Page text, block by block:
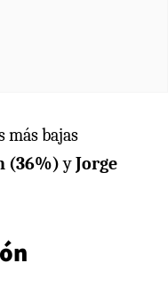
más bajas
(36%)yJorge